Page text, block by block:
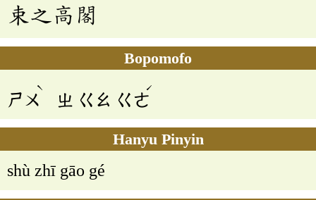
束之高閣
Bopomofo
ㄕㄨ
ˋ
ㄓ ㄍㄠ ㄍㄜ
ˊ
Hanyu Pinyin
shù zhī gāo gé